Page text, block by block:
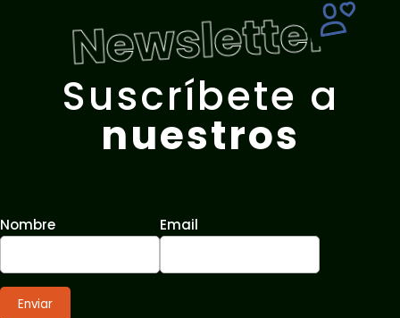
Newsletter
Suscríbete a
nuestros
Nombre Email